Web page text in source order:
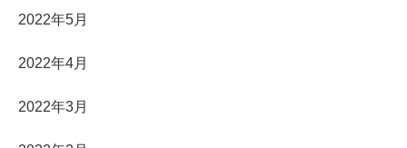
2022年5月
2022年4月
2022年3月